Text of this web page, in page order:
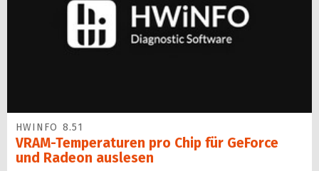
HWINFO 8.51
VRAM-Temperaturen pro Chip für GeForce
und Radeon auslesen